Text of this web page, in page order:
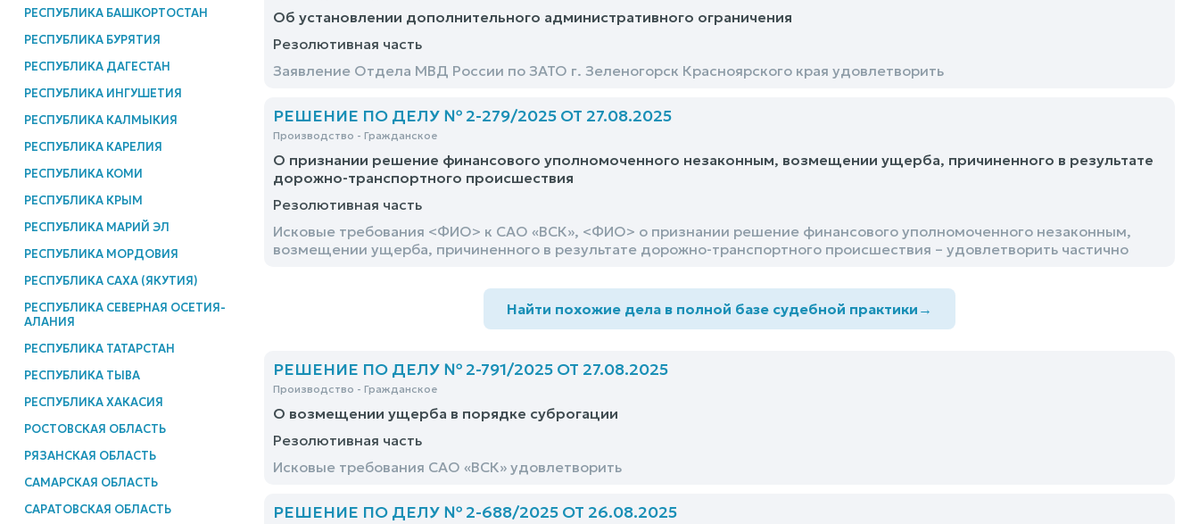
РЕСПУБЛИКА БАШКОРТОСТАН
РЕСПУБЛИКА БУРЯТИЯ
РЕСПУБЛИКА ДАГЕСТАН
РЕСПУБЛИКА ИНГУШЕТИЯ
РЕСПУБЛИКА КАЛМЫКИЯ
РЕСПУБЛИКА КАРЕЛИЯ
РЕСПУБЛИКА КОМИ
РЕСПУБЛИКА КРЫМ
РЕСПУБЛИКА МАРИЙ ЭЛ
РЕСПУБЛИКА МОРДОВИЯ
РЕСПУБЛИКА САХА (ЯКУТИЯ)
РЕСПУБЛИКА СЕВЕРНАЯ ОСЕТИЯ-
АЛАНИЯ
РЕСПУБЛИКА ТАТАРСТАН
РЕСПУБЛИКА ТЫВА
РЕСПУБЛИКА ХАКАСИЯ
РОСТОВСКАЯ ОБЛАСТЬ
РЯЗАНСКАЯ ОБЛАСТЬ
САМАРСКАЯ ОБЛАСТЬ
САРАТОВСКАЯ ОБЛАСТЬ
Об установлении дополнительного административного ограничения
Резолютивная часть
Заявление Отдела МВД России по ЗАТО г. Зеленогорск Красноярского края удовлетворить
РЕШЕНИЕ ПО ДЕЛУ № 2-279/2025 ОТ 27.08.2025
Производство - Гражданское
О признании решение финансового уполномоченного незаконным, возмещении ущерба, причиненного в результате
дорожно-транспортного происшествия
Резолютивная часть
Исковые требования <ФИО> к САО «ВСК», <ФИО> о признании решение финансового уполномоченного незаконным,
возмещении ущерба, причиненного в результате дорожно-транспортного происшествия – удовлетворить частично
Найти похожие дела в полной базе судебной практики →
РЕШЕНИЕ ПО ДЕЛУ № 2-791/2025 ОТ 27.08.2025
Производство - Гражданское
О возмещении ущерба в порядке суброгации
Резолютивная часть
Исковые требования САО «ВСК» удовлетворить
РЕШЕНИЕ ПО ДЕЛУ № 2-688/2025 ОТ 26.08.2025